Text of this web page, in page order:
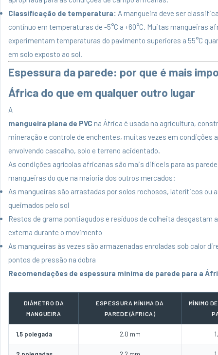
Classificação de temperatura: A mangueira deve ser
contínuo em temperaturas de -5°C a +60°C. Muitas mangueiras
experimentam temperaturas do pavimento superiores a 55°C
em solo exposto ao sol.
Espessura da parede: por que é mais
África do que em qualquer outro lugar
A
mangueira plana de PVC na África é usada na agricultura,
mineração e controle de enchentes, muitas vezes em condições
envolvendo cascalho, solo e terreno acidentado.
As condições agrícolas africanas são mais difíceis para as
mangueiras do que na maioria dos outros mercados:
As mangueiras são arrastadas por solos rochosos, lateríticos ou
queimados pelo sol
Restos de grama pontiagudos e resíduos de colheita desgastam
externa durante o movimento
As mangueiras às vezes são armazenadas enroladas sob calor
pontos de pressão na dobra
Recomendações de espessura mínima de parede para a
DIÂMETRO DA
MANGUEIRA
ESPESSURA MÍNIMA DA
PAREDE (ÁFRICA)
MÍNIMO
1,5 polegada 2,0 mm